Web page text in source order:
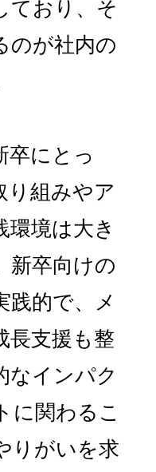
ており、そ
のが社内の
卒にとっ
り組みやア
環境は大き
新卒向けの
践的で、メ
長支援も整
なインパク
に関わるこ
りがいを求